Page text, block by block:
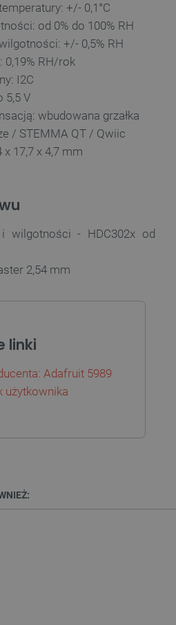
+/- 0,1°C
od 0% do 100% RH
+/- 0,5% RH
0,19% RH/rok
I2C
5,5 V
wbudowana grzałka
/ STEMMA QT / Qwiic
x 17,7 x 4,7 mm
wilgotności - HDC302x od
2,54 mm
linki
Adafruit 5989
użytkownika
PHP.net